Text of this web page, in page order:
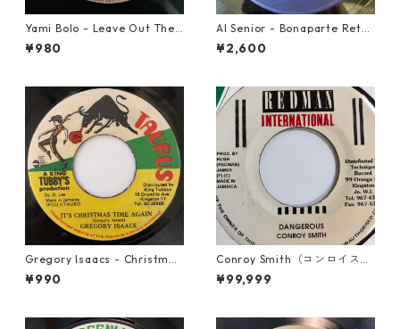
Yami Bolo - Leave Out The
Badness 【7-10916】
¥980
Al Senior - Bonaparte Retre
at【7-21861】
¥2,600
Gregory Isaacs - Christmas
Time Once Again【7-2058
9】
¥990
Conroy Smith（コンロイスミ
ス） - Dangerous【7'】
¥99,999